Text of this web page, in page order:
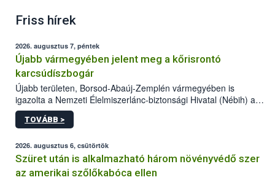
Friss hírek
2026. augusztus 7, péntek
Újabb vármegyében jelent meg a kőrisrontó
karcsúdíszbogár
Újabb területen, Borsod-Abaúj-Zemplén vármegyében is
igazolta a Nemzeti Élelmiszerlánc-biztonsági Hivatal (Nébih) a
kőrisrontó karcsúdíszbogár (Agrilus planipennis) jelenlétét. A
kártevőt nem csak színcsapdában találták meg, de már fertőzött
az intenzív felderítést, emellett az intézkedéseket a szlovák
hatósággal is összehangolják a terjedés megállítása érdekében.
TOVÁBB >
2026. augusztus 6, csütörtök
Szüret után is alkalmazható három növényvédő szer
az amerikai szőlőkabóca ellen